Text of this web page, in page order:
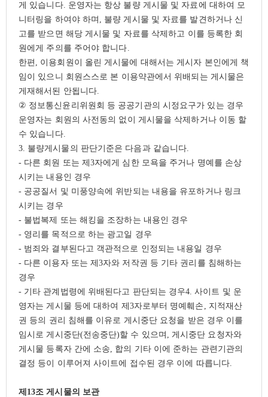
게 있습니다. 운영자는 항상 불량 게시물 및 자료에 대하여 모
니터링을 하여야 하며 , 불량 게시물 및 자료를 발견하거나 신
고를 받으면 해당 게시물 및 자료를 삭제하고 이를 등록한 회
원에게 주의를 주어야 합니다.
한편 , 이용회원이 올린 게시물에 대해서는 게시자 본인에게 책
임이 있으니 회원스스로 본 이용약관에서 위배되는 게시물은
게재해서된 안됩니다.
② 정보통신윤리위원회 등 공공기관의 시정요구가 있는 경우
운영자는 회원의 사전동의 없이 게시물을 삭제하거나 이동 할
수 있습니다.
3. 불량게시물의 판단기준은 다음과 같습니다.
- 다른 회원 또는 제 3자에게 심한 모욕을 주거나 명예를 손상
시키는 내용인 경우
- 공공질서 및 미풍양속에 위반되는 내용을 유포하거나 링크
시키는 경우
- 불법복제 또는 해킹을 조장하는 내용인 경우
- 영리를 목적으로 하는 광고일 경우
- 범죄와 결부된다고 객관적으로 인정되는 내용일 경우
- 다른 이용자 또는 제3자와 저작권 등 기타 권리를 침해하는
경우
- 기타 관계법령에 위배된다고 판단되는 경우4.사이트 및 운
영자는 게시물 등에 대하여 제 3자로부터 명예훼손 , 지적재산
권 등의 권리 침해를 이유로 게시중단 요청을 받은 경우 이를
임시로 게시중단(전송중단)할 수 있으며 , 게시중단 요청자와
게시물 등록자 간에 소송, 합의 기타 이에 준하는 관련기관의
결정 등이 이루어져 사이트에 접수된 경우 이에 따릅니다.
제 13조 게시물의 보관